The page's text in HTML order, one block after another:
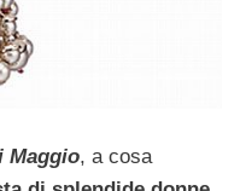
Maggio, a cosa